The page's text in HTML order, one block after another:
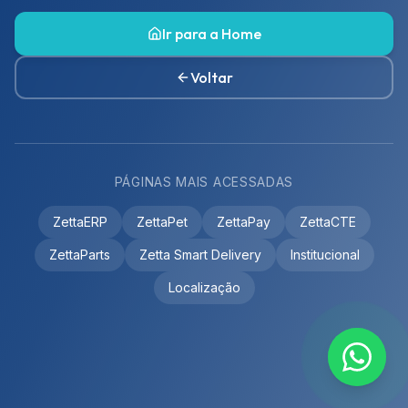
Ir para a Home
Voltar
PÁGINAS MAIS ACESSADAS
ZettaERP ZettaPet ZettaPay ZettaCTE
ZettaParts Zetta Smart Delivery Institucional
Localização